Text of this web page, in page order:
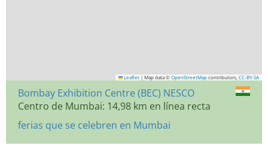
Leaflet | Map data © OpenStreetMap contributors, CC-BY-SA
Bombay Exhibition Centre (BEC) NESCO
Centro de Mumbai: 14,98 km en línea recta
ferias que se celebren en Mumbai